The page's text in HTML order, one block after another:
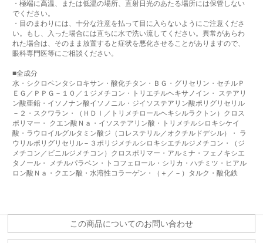
・極端に高温、または低温の場所、直射日光のあたる場所には保管しない
でください。
・目のまわりには、十分な注意を払って目に入らないようにご注意くださ
い。もし、入った場合には直ちに水で洗い流してください。異常があらわ
れた場合は、そのまま放置すると症状を悪化させることがありますので、
眼科専門医等にご相談ください。
■全成分
水・シクロペンタシロキサン・酸化チタン・ＢＧ・グリセリン・セチルＰ
ＥＧ／ＰＰＧ－１０／１ジメチコン・トリエチルヘキサノイン・ ステアリ
ン酸亜鉛・イソノナン酸イソノニル・ジイソステアリン酸ポリグリセリル
－２・スクワラン・（ＨＤＩ／トリメチロールヘキシルラクトン）クロス
ポリマー・ クエン酸Ｎａ・イソステアリン酸・トリメチルシロキシケイ
酸・ラウロイルグルタミン酸ジ（コレステリル／オクチルドデシル）・ ラ
ウリルポリグリセリル－３ポリジメチルシロキシエチルジメチコン・（ジ
メチコン／ビニルジメチコン）クロスポリマー・アルミナ・フェノキシエ
タノール・ メチルパラベン・トコフェロール・シリカ・ハチミツ・ヒアル
ロン酸Ｎａ・クエン酸・水溶性コラーゲン・（＋／－）タルク・酸化鉄
この商品についてのお問い合わせ